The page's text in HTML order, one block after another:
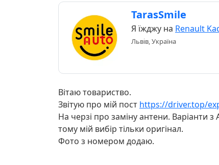
TarasSmile
Я їжджу на Renault
Львів, Україна
Вітаю товариство.
Звітую про мій пост https://driver.top/
На черзі про заміну антени. Варіанти
тому мій вибір тільки оригінал.
Фото з номером додаю.